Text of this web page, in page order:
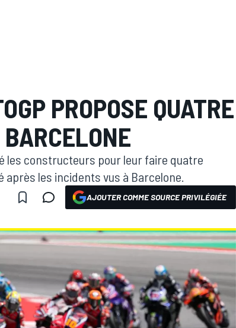
PROPOSE QUATRE
les constructeurs pour leur faire quatre
les incidents vus à Barcelone.
AJOUTER COMME SOURCE PRIVILÉGIÉE